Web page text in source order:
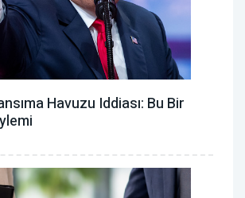
Havuzu Iddiası: Bu Bir